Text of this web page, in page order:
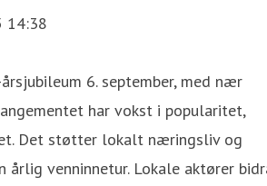
14:38
6. september, med nær
har vokst i popularitet,
Det støtter lokalt næringsliv og
årlig venninnetur. Lokale aktører